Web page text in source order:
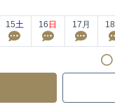
15土 16 日 17 月 18